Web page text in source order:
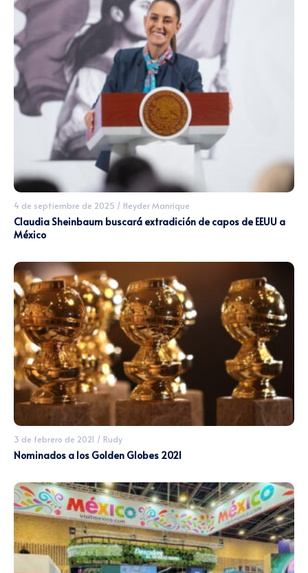
4 de septiembre de 2025 / Heyder Manrique
Claudia Sheinbaum buscará extradición de capos de EEUU a
México
3 de febrero de 2021 / Rudy
Nominados a los Golden Globes 2021